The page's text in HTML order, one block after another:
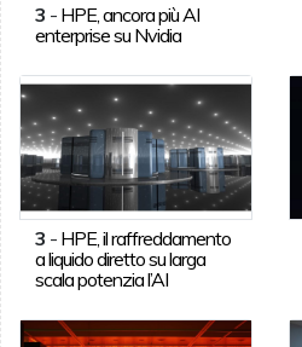
3 - HPE, ancora più AI
enterprise su Nvidia
3 - HPE, il raffreddamento
a liquido diretto su larga
scala potenzia l’AI